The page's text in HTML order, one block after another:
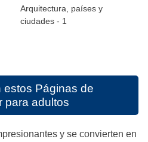
Arquitectura, países y
ciudades - 1
estos Páginas de
para adultos
y se convierten en